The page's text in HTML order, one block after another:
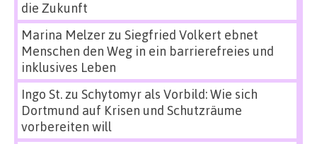
die Zukunft
Marina Melzerzu Siegfried Volkert ebnet
Menschen den Weg in ein barrierefreies und
inklusives Leben
Ingo St.zu Schytomyr als Vorbild: Wie sich
Dortmund auf Krisen und Schutzräume
vorbereiten will